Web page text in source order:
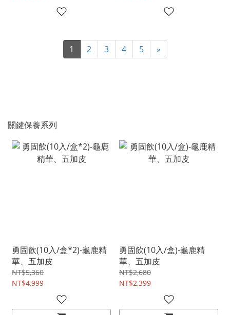
1 2 3 4 5 »
關鍵保養系列
勇固飲(10入/盒*2)-龜鹿精
華、五加皮
NT$5,360
NT$4,999
勇固飲(10入/盒)-龜鹿精
華、五加皮
NT$2,680
NT$2,399